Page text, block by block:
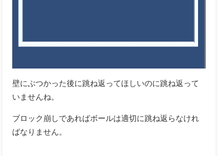
壁にぶつかった後に跳ね返ってほしいのに跳ね返って
いませんね。
ブロック崩しであればボールは適切に跳ね返らなけれ
ばなりません。